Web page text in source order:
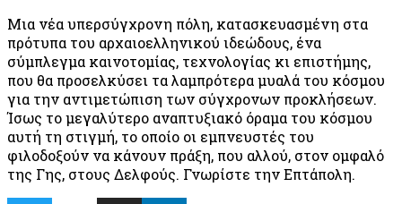
Μια νέα υπερσύγχρονη πόλη, κατασκευασμένη στα
πρότυπα του αρχαιοελληνικού ιδεώδους, ένα
σύμπλεγμα καινοτομίας, τεχνολογίας κι επιστήμης,
που θα προσελκύσει τα λαμπρότερα μυαλά του κόσμου
για την αντιμετώπιση των σύγχρονων προκλήσεων.
Ίσως το μεγαλύτερο αναπτυξιακό όραμα του κόσμου
αυτή τη στιγμή, το οποίο οι εμπνευστές του
φιλοδοξούν να κάνουν πράξη, που αλλού, στον ομφαλό
της Γης, στους Δελφούς. Γνωρίστε την Επτάπολη.